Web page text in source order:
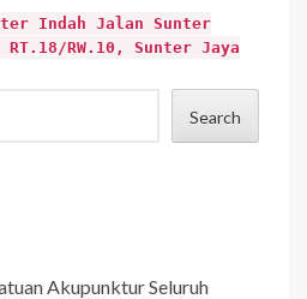
Indah Jalan Sunter
RW.10, Sunter Jaya
Search
Akupunktur Seluruh